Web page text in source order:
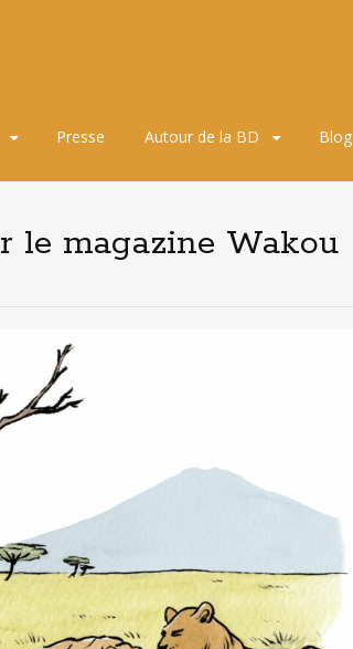
Presse Autour de la BD Blog
le magazine Wakou